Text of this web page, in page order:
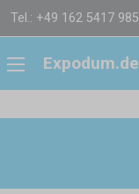
Tel.: +49 162 5417 985
Expodum.de